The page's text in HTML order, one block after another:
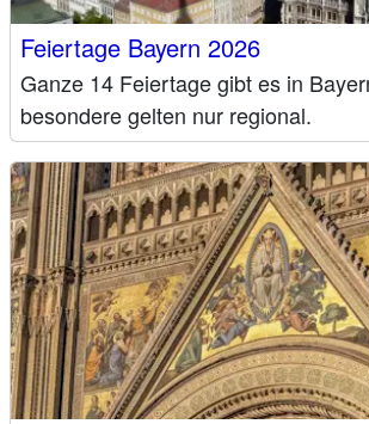
Feiertage Bayern 2026
Ganze 14 Feiertage gibt es in
besondere gelten nur regional.